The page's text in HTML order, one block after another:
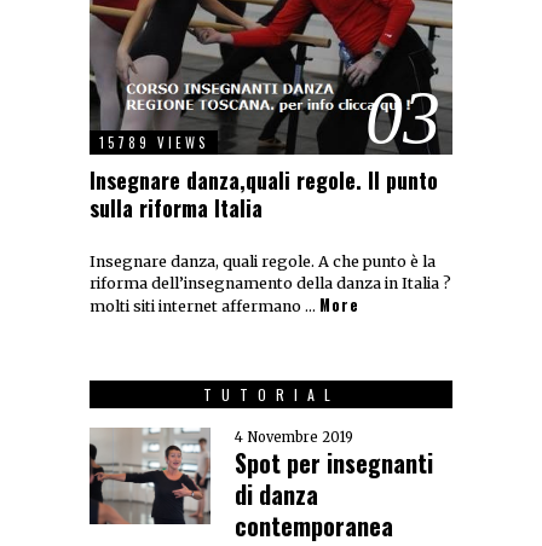
03
15789 VIEWS
Insegnare danza,quali regole. Il punto
sulla riforma Italia
Insegnare danza, quali regole. A che punto è la
riforma dell’insegnamento della danza in Italia ?
molti siti internet affermano … More
TUTORIAL
4 Novembre 2019
Spot per insegnanti
di danza
contemporanea